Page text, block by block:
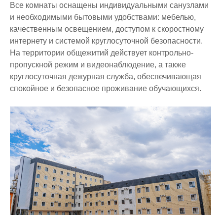
Внедрение результатов НИР
Научные мероприятия
Отдел международного сотрудничества
Ученый совет
Отдел организации практик
Отдел офис регистратора
Отдел дистанционных образовательных технологий
Центр тестирования
Учебно-методическое управление
Центр карьеры
Центр неформального и дополнительного образования
Видеогалерея
Общежитие
Психологическая помощь
Студенческие научные конференции
Неформальное обучение
Массовые открытые онлайн-курсы
Студенческие научные кружки
Конкурсы
Бизнес инкубатор
Приемные часы отделов и руководства
Ящик для предложений и обращений
Все комнаты оснащены индивидуальными санузлами
и необходимыми бытовыми удобствами: мебелью,
качественным освещением, доступом к скоростному
интернету и системой круглосуточной безопасности.
На территории общежитий действует контрольно-
пропускной режим и видеонаблюдение, а также
круглосуточная дежурная служба, обеспечивающая
спокойное и безопасное проживание обучающихся.